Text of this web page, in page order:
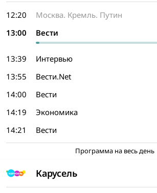
12:20
Москва. Кремль. Путин
13:00
Вести
13:39
Интервью
13:55
Вести.Net
14:00
Вести
14:19
Экономика
14:21
Вести
Программа на весь день
Карусель